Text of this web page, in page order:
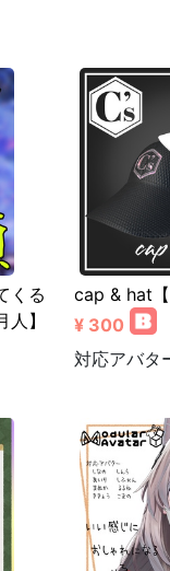
くる
】
cap & hat
¥ 300
対応アバタ